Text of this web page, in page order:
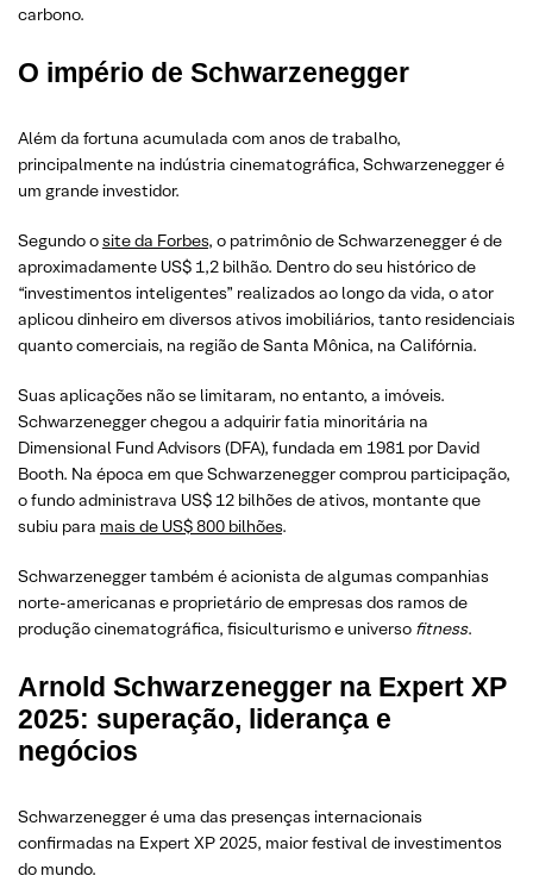
carbono.
O império de Schwarzenegger
Além da fortuna acumulada com anos de trabalho,
principalmente na indústria cinematográfica, Schwarzenegger é
um grande investidor.
Segundo osite da Forbes, o patrimônio de Schwarzenegger é de
aproximadamente US$ 1,2 bilhão. Dentro do seu histórico de
“investimentos inteligentes” realizados ao longo da vida, o ator
aplicou dinheiro em diversos ativos imobiliários, tanto residenciais
quanto comerciais, na região de Santa Mônica, na Califórnia.
Suas aplicações não se limitaram, no entanto, a imóveis.
Schwarzenegger chegou a adquirir fatia minoritária na
Dimensional Fund Advisors (DFA), fundada em 1981 por David
Booth. Na época em que Schwarzenegger comprou participação,
o fundo administrava US$ 12 bilhões de ativos, montante que
subiu para mais de US$ 800 bilhões.
Schwarzenegger também é acionista de algumas companhias
norte-americanas e proprietário de empresas dos ramos de
produção cinematográfica, fisiculturismo e universo fitness.
Arnold Schwarzenegger na Expert XP
2025: superação, liderança e
negócios
Schwarzenegger é uma das presenças internacionais
confirmadas na Expert XP 2025, maior festival de investimentos
do mundo.